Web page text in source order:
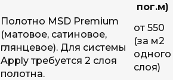
пог.м)
Полотно MSD Premium
(матовое, сатиновое,
глянцевое). Для системы
Apply требуется 2 слоя
полотна.
от 550
(за м2
одного
слоя)